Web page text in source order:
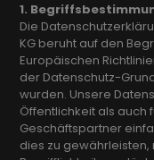
1.
Die
KG beruht auf den
Europäischen
der Datenschutz-
wurden. Unsere
Öffentlichkeit als auch
Geschäftspartner
dies zu